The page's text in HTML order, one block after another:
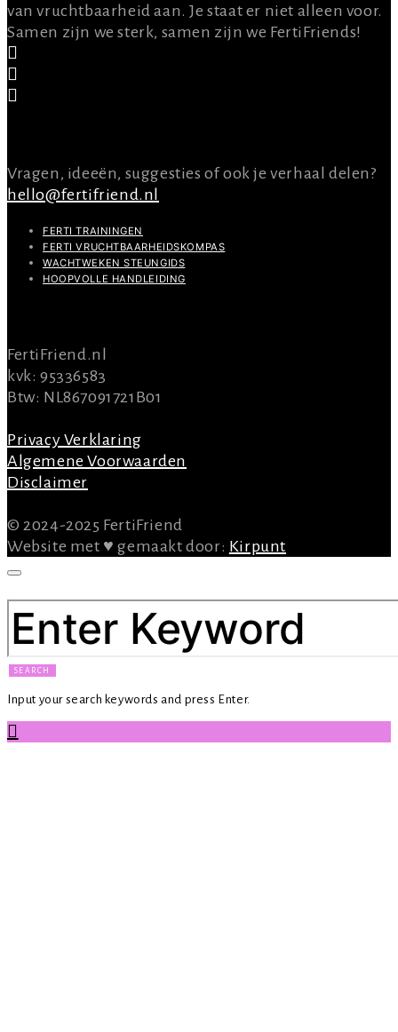
van vruchtbaarheid aan. Je staat er niet alleen voor.
Samen zijn we sterk, samen zijn we FertiFriends!
Vragen, ideeën, suggesties of ook je verhaal delen?
hello@fertifriend.nl
FERTI TRAININGEN
FERTI VRUCHTBAARHEIDSKOMPAS
WACHTWEKEN STEUNGIDS
HOOPVOLLE HANDLEIDING
FertiFriend.nl
kvk: 95336583
Btw: NL867091721B01
Privacy Verklaring
Algemene Voorwaarden
Disclaimer
© 2024-2025 FertiFriend
Website met ♥ gemaakt door: Kirpunt
SEARCH
Input your search keywords and press Enter.